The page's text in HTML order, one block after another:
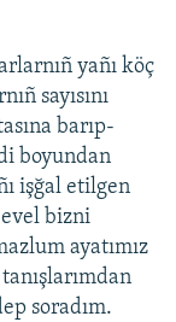
yañı köç
sayısını
barıp-
boyundan
işğal etilgen
bizni
ayatımız
soradım.